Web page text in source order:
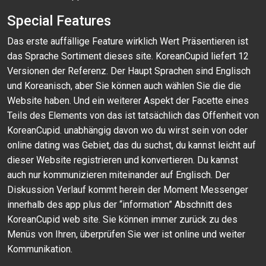
Special Features
Das erste auffällige Feature wirklich Wert Präsentieren ist
das Sprache Sortiment dieses site. KoreanCupid liefert 12
Versionen der Referenz. Der Haupt Sprachen sind Englisch
und Koreanisch, aber Sie können auch wählen Sie die die
Website haben. Und ein weiterer Aspekt der Facette eines
Teils des Elements von das ist tatsächlich das Offenheit von
KoreanCupid. unabhängig davon wo du wirst sein von oder
online dating was Gebiet, das du suchst, du kannst leicht auf
dieser Website registrieren und konvertieren. Du kannst
auch nur kommunizieren miteinander auf Englisch. Der
Diskussion Verlauf kommt herein der Moment Messenger
innerhalb des app plus der “information” Abschnitt des
KoreanCupid web site. Sie können immer zurück zu des
Menüs von Ihren, überprüfen Sie wer ist online und weiter
Kommunikation.